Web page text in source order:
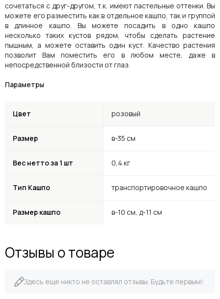
сочетаться с друг-другом, т.к. имеют пастельные оттенки. Вы
можете его разместить как в отдельное кашпо, так и группой
в длинное кашпо. Вы можете посадить в одно кашпо
несколько таких кустов рядом, чтобы сделать растение
пышным, а можете оставить один куст. Качество растения
позволит Вам поместить его в любом месте, даже в
непосредственной близости от глаз.
Параметры
Цвет розовый
Размер в-35 см
Вес нетто за 1 шт 0,4 кг
Тип Кашпо транспортировочное кашпо
Размер кашпо в-10 см, д-11 см
Отзывы о товаре
Здесь еще никто не оставлял отзывы. Будьте первым!